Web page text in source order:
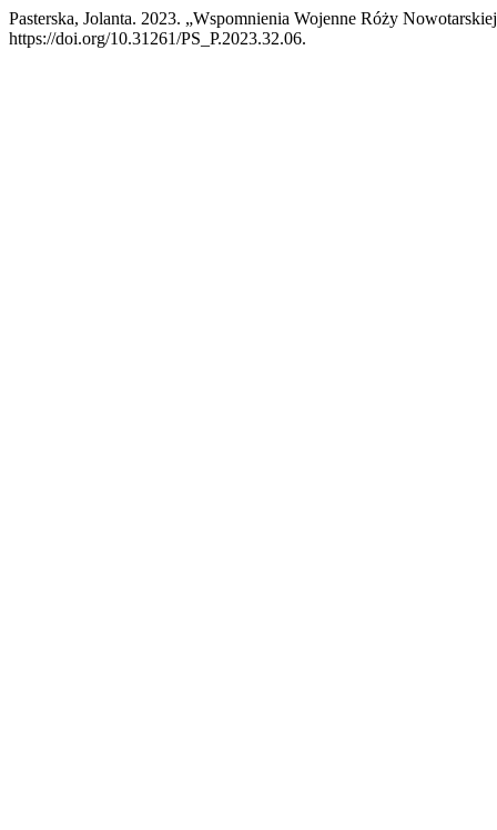
Pasterska, Jolanta. 2023. „Wspomnienia Wojenne Róży
https://doi.org/10.31261/PS_P.2023.32.06.